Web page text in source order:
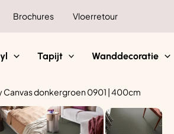
Brochures Vloerretour
Tapijt Wanddecoratie
Canvas donkergroen 0901 | 400cm